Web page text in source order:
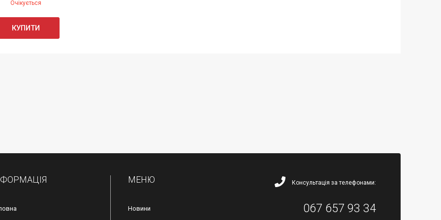
Очікується
КУПИТИ
МЕНЮ
Новини
Консультація за телефонами:
067 657 93 34